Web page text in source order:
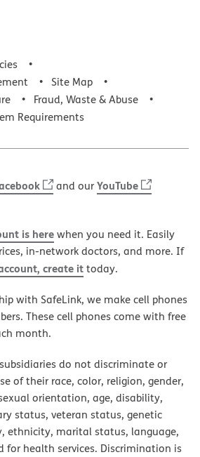
Site Map
Fraud, Waste & Abuse
Requirements
and ourYouTube
is herewhen you need it. Easily
in-network doctors, and more. If
create ittoday.
with SafeLink, we make cell phones
These cell phones come with free
month.
do not discriminate or
of their race, color, religion, gender,
orientation, age, disability,
status, veteran status, genetic
ethnicity, marital status, language,
for health services. Discrimination is